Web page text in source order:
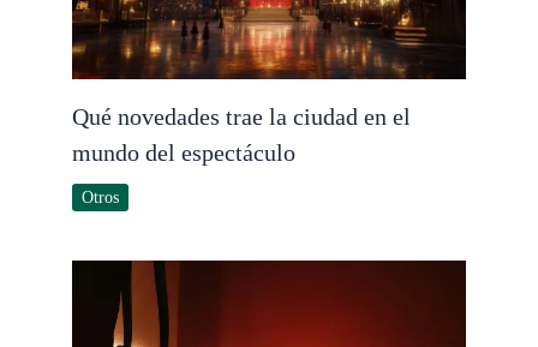
Qué novedades trae la ciudad en el
mundo del espectáculo
Otros